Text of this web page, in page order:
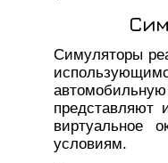
Симуляторы
представляют
виртуальное
условиям.